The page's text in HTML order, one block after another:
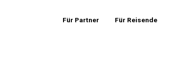
Für Partner Für Reisende